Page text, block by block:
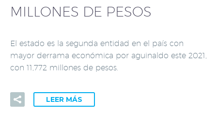
MILLONES DE PESOS
El estado es la segunda entidad en el país con
mayor derrama económica por aguinaldo este 2021,
con 11,772 millones de pesos.
LEER MÁS